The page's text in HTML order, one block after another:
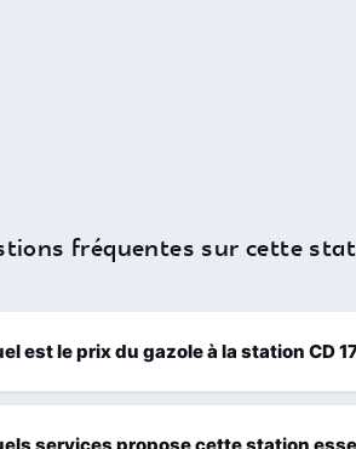
fréquentes sur cette
est le prix du gazole à la station CD
services propose cette station